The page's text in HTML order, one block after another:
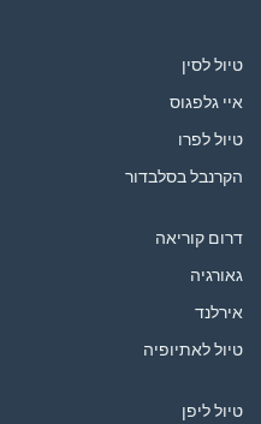
טיול לסין
איי גלפגוס
טיול לפרו
הקרנבל בסלבדור
דרום קוריאה
גאורגיה
אירלנד
טיול לאתיופיה
טיול ליפן